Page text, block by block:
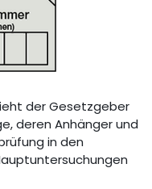
der Gesetzgeber
deren Anhänger und
in den